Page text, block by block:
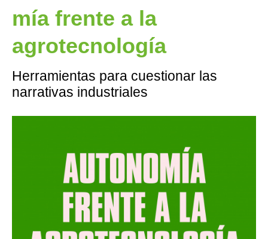
mía frente a la
agrotecnología
Herramientas para cuestionar las
narrativas industriales